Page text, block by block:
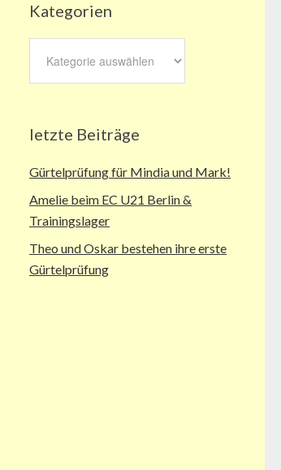
Kategorien
letzte Beiträge
Gürtelprüfung für Mindia und Mark!
Amelie beim EC U21 Berlin &
Trainingslager
Theo und Oskar bestehen ihre erste
Gürtelprüfung